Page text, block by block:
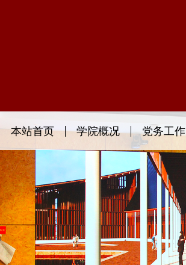
本站首页 学院概况 党务工作